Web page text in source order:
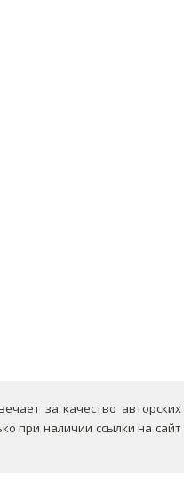
за качество авторских
при наличии ссылки на сайт